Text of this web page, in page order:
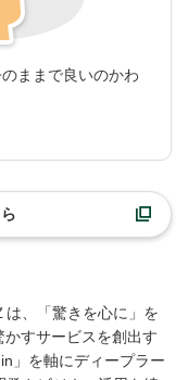
ままで良いのかわ
、「驚きを心に」を
すサービスを創出す
」を軸にディープラー